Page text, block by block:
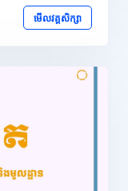
មើលវគ្គសិក្សា